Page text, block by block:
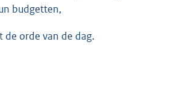
budgetten,
de orde van de dag.